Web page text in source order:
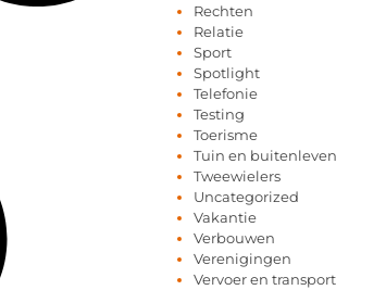
Rechten
Relatie
Sport
Spotlight
Telefonie
Testing
Toerisme
Tuin en buitenleven
Tweewielers
Uncategorized
Vakantie
Verbouwen
Verenigingen
Vervoer en transport